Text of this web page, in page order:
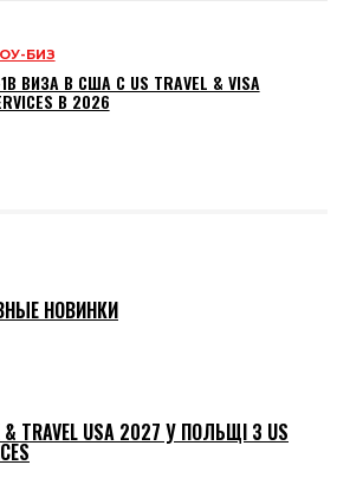
БИЗ
ВИЗА В США С US TRAVEL & VISA
В 2026
НОВИНКИ
TRAVEL USA 2027 У ПОЛЬЩІ З US